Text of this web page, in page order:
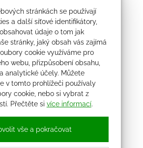
stránkách se používají
a další síťové identifikátory,
údaje o tom jak
stránky, jaký obsah vás zajímá
cookie využíváme pro
webu, přizpůsobení obsahu,
analytické účely. Můžete
v tomto prohlížeči používaly
cookie, nebo si vybrat z
Přečtěte si více informací.
vše a pokračovat